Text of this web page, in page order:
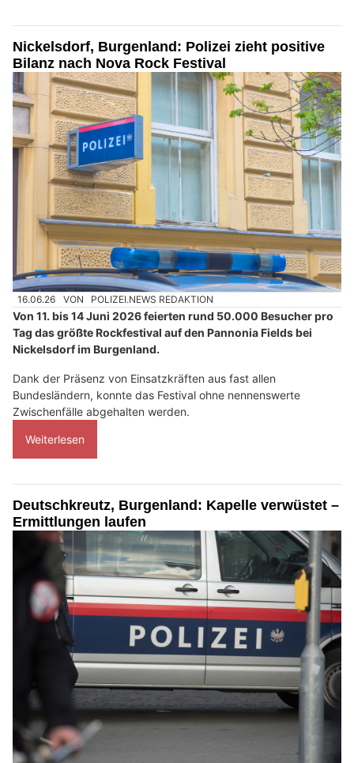
Nickelsdorf, Burgenland: Polizei zieht positive
Bilanz nach Nova Rock Festival
16.06.26 VON POLIZEI.NEWS REDAKTION
Von 11. bis 14 Juni 2026 feierten rund 50.000 Besucher pro
Tag das größte Rockfestival auf den Pannonia Fields bei
Nickelsdorf im Burgenland.
Dank der Präsenz von Einsatzkräften aus fast allen
Bundesländern, konnte das Festival ohne nennenswerte
Zwischenfälle abgehalten werden.
Weiterlesen
Deutschkreutz, Burgenland: Kapelle verwüstet –
Ermittlungen laufen